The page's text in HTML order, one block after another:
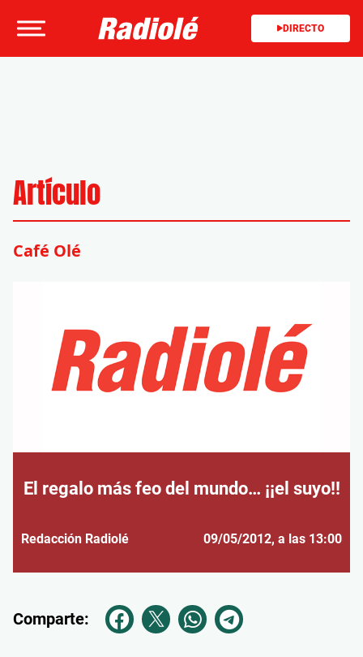
DIRECTO
Artículo
Café Olé
El regalo más feo del mundo… ¡¡el suyo!!
Redacción Radiolé 09/05/2012, a las 13:00
Comparte: